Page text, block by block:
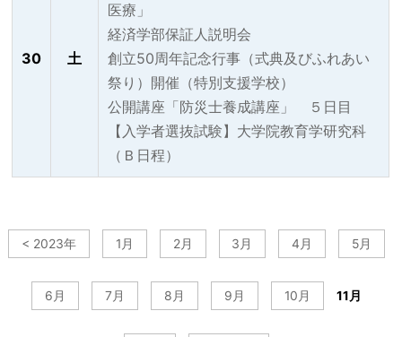
30 土
医療」
経済学部保証人説明会
創立50周年記念行事（式典及びふれあい
祭り）開催（特別支援学校）
公開講座「防災士養成講座」 ５日目
【入学者選抜試験】大学院教育学研究科
（Ｂ日程）
< 2023年 1月 2月 3月 4月 5月
6月 7月 8月 9月 10月 11月